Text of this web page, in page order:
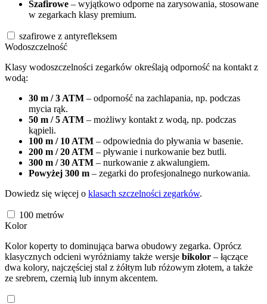
Szafirowe – wyjątkowo odporne na zarysowania, stosowane
w zegarkach klasy premium.
szafirowe z antyrefleksem
Wodoszczelność
Klasy wodoszczelności zegarków określają odporność na kontakt z
wodą:
30 m / 3 ATM – odporność na zachlapania, np. podczas
mycia rąk.
50 m / 5 ATM – możliwy kontakt z wodą, np. podczas
kąpieli.
100 m / 10 ATM – odpowiednia do pływania w basenie.
200 m / 20 ATM – pływanie i nurkowanie bez butli.
300 m / 30 ATM – nurkowanie z akwalungiem.
Powyżej 300 m – zegarki do profesjonalnego nurkowania.
Dowiedz się więcej o klasach szczelności zegarków.
100 metrów
Kolor
Kolor koperty to dominująca barwa obudowy zegarka. Oprócz
klasycznych odcieni wyróżniamy także wersje bikolor – łączące
dwa kolory, najczęściej stal z żółtym lub różowym złotem, a także
ze srebrem, czernią lub innym akcentem.